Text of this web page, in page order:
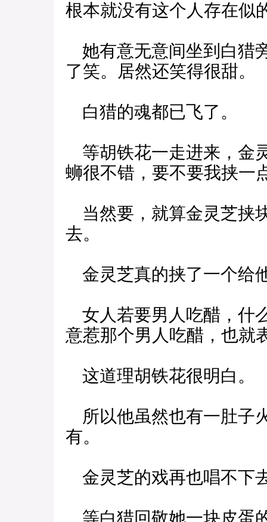
根本就没有这个人存在似
她有意无意间坐到白猎
了笑。居然还笑得很甜。
白猎的魂都已飞了。
等胡铁花一走进来，金
蛳很不错，要不要我挟一
当然要，就算金灵芝挟
去。
金灵芝真的挟了一个给
女人若要男人吃醋，什
意惹那个男人吃醋，也就
这道理胡铁花很明白。
所以他虽然也有一肚子
有。
金灵芝的戏再也唱不下
等白猎回敬她一块皮蛋